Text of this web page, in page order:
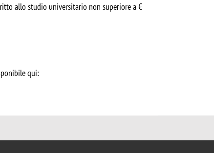
allo studio universitario non superiore a €
qui: